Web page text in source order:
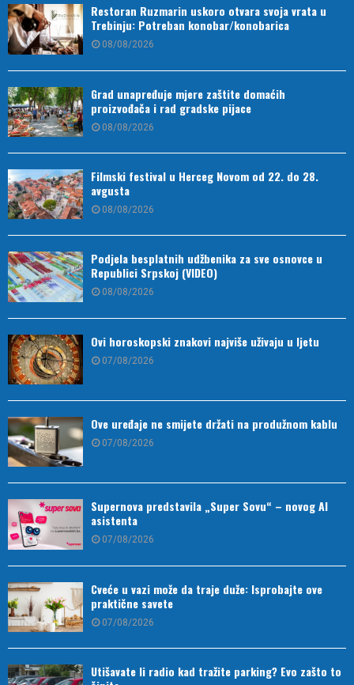
Restoran Ruzmarin uskoro otvara svoja vrata u
Trebinju: Potreban konobar/konobarica
08/08/2026
Grad unapređuje mjere zaštite domaćih
proizvođača i rad gradske pijace
08/08/2026
Filmski festival u Herceg Novom od 22. do 28.
avgusta
08/08/2026
Podjela besplatnih udžbenika za sve osnovce u
Republici Srpskoj (VIDEO)
08/08/2026
Ovi horoskopski znakovi najviše uživaju u ljetu
07/08/2026
Ove uređaje ne smijete držati na produžnom kablu
07/08/2026
Supernova predstavila „Super Sovu“ – novog AI
asistenta
07/08/2026
Cveće u vazi može da traje duže: Isprobajte ove
praktične savete
07/08/2026
Utišavate li radio kad tražite parking? Evo zašto to